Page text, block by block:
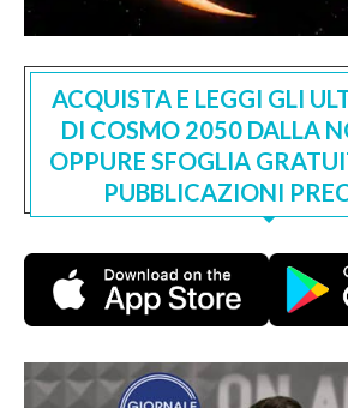
ACQUISTA E LEGGI GLI
DI COSMO 2050 DALLA
OPPURE SFOGLIA
PUBBLICAZIONI